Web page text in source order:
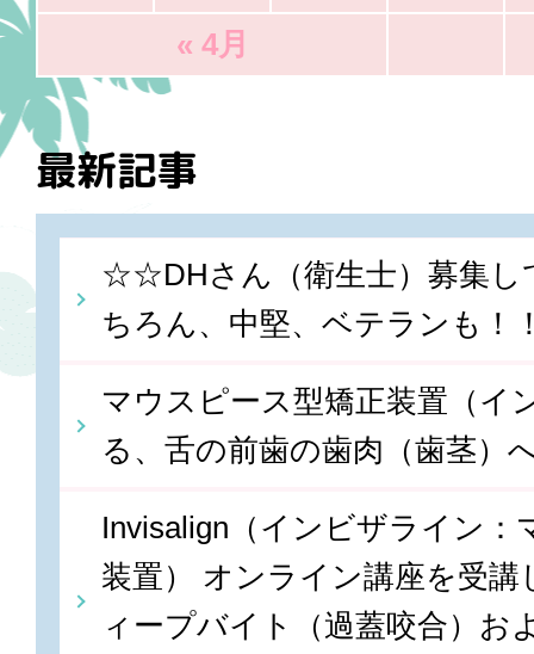
« 4月
最新記事
☆☆DHさん（衛生士）募集し
ちろん、中堅、ベテランも！
マウスピース型矯正装置（イ
る、舌の前歯の歯肉（歯茎）
Invisalign（インビザライン：
装置） オンライン講座を受講
ィープバイト（過蓋咬合）お